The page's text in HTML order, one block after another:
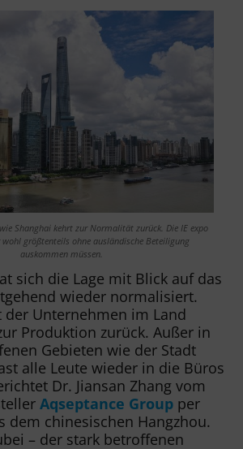
Shanghai kehrt zur Normalität zurück. Die IE expo
größtenteils ohne ausländische Beteiligung
auskommen müssen.
sich die Lage mit Blick auf das
wieder normalisiert.
der Unternehmen im Land
Produktion zurück. Außer in
Gebieten wie der Stadt
alle Leute wieder in die Büros
Dr. Jiansan Zhang vom
Aqseptance Group per
dem chinesischen Hangzhou.
– der stark betroffenen